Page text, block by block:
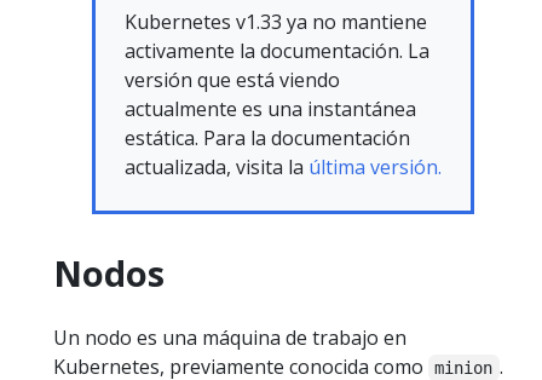
Kubernetes v1.33 ya no mantiene
activamente la documentación. La
versión que está viendo
actualmente es una instantánea
estática. Para la documentación
actualizada, visita la última versión.
Nodos
Un nodo es una máquina de trabajo en
Kubernetes, previamente conocida como
minion .